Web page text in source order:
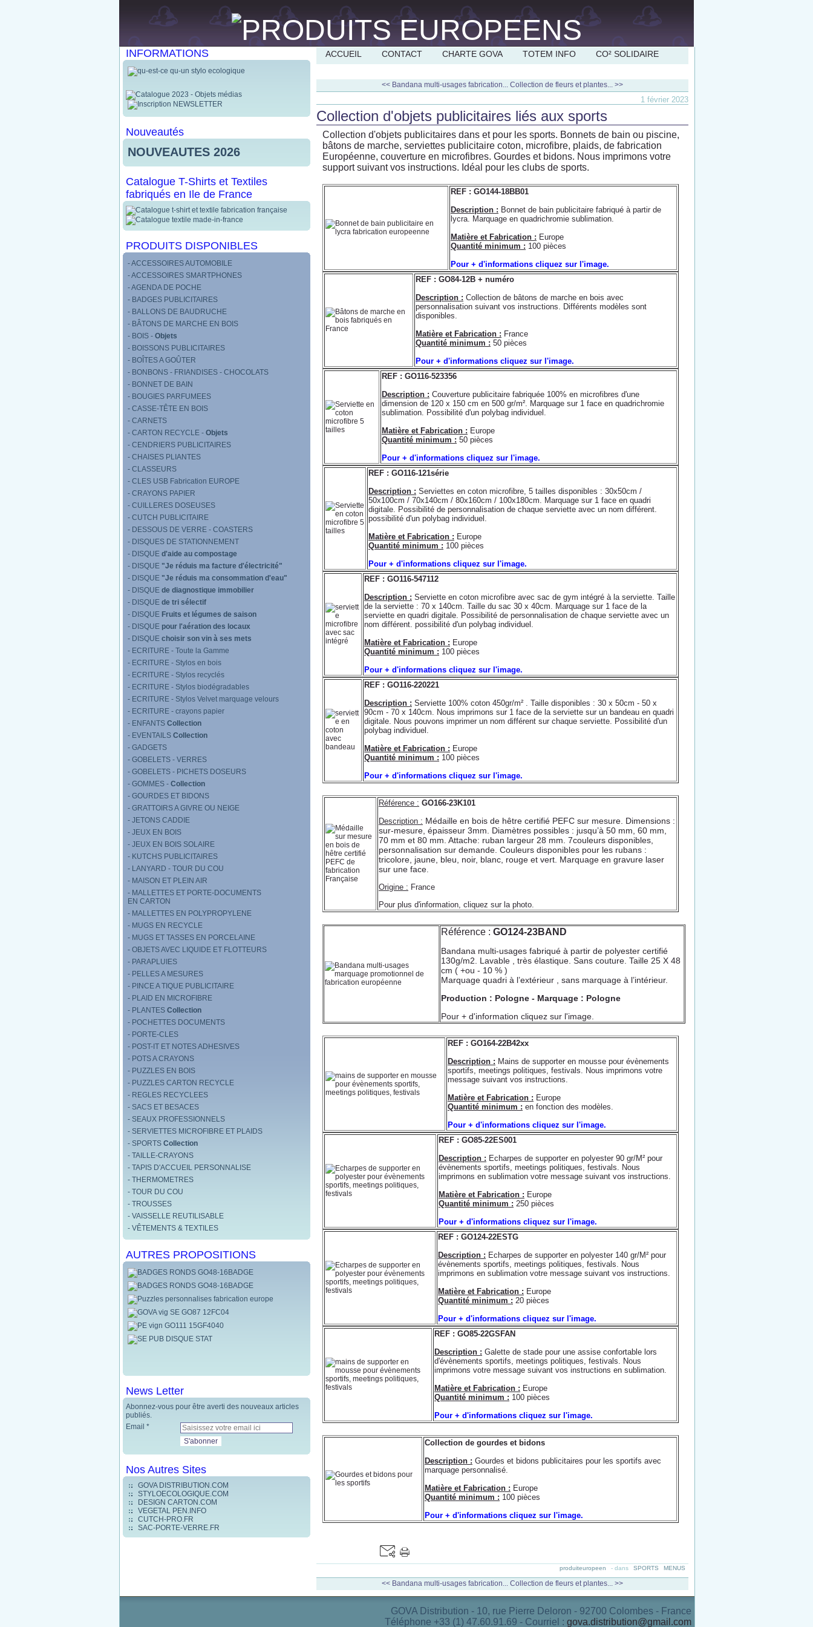
INFORMATIONS
Nouveautés
NOUVEAUTES 2026
Catalogue T-Shirts et Textiles
fabriqués en Ile de France
PRODUITS DISPONIBLES
- ACCESSOIRES AUTOMOBILE
- ACCESSOIRES SMARTPHONES
- AGENDA DE POCHE
- BADGES PUBLICITAIRES
- BALLONS DE BAUDRUCHE
- BÂTONS DE MARCHE EN BOIS
- BOIS - Objets
- BOISSONS PUBLICITAIRES
- BOÎTES A GOÛTER
- BONBONS - FRIANDISES - CHOCOLATS
- BONNET DE BAIN
- BOUGIES PARFUMEES
- CASSE-TÊTE EN BOIS
- CARNETS
- CARTON RECYCLE - Objets
- CENDRIERS PUBLICITAIRES
- CHAISES PLIANTES
- CLASSEURS
- CLES USB Fabrication EUROPE
- CRAYONS PAPIER
- CUILLERES DOSEUSES
- CUTCH PUBLICITAIRE
- DESSOUS DE VERRE - COASTERS
- DISQUES DE STATIONNEMENT
- DISQUE d'aide au compostage
- DISQUE "Je réduis ma facture d'électricité"
- DISQUE "Je réduis ma consommation d'eau"
- DISQUE de diagnostique immobilier
- DISQUE de tri sélectif
- DISQUE Fruits et légumes de saison
- DISQUE pour l'aération des locaux
- DISQUE choisir son vin à ses mets
- ECRITURE - Toute la Gamme
- ECRITURE - Stylos en bois
- ECRITURE - Stylos recyclés
- ECRITURE - Stylos biodégradables
- ECRITURE - Stylos Velvet marquage velours
- ECRITURE - crayons papier
- ENFANTS Collection
- EVENTAILS Collection
- GADGETS
- GOBELETS - VERRES
- GOBELETS - PICHETS DOSEURS
- GOMMES - Collection
- GOURDES ET BIDONS
- GRATTOIRS A GIVRE OU NEIGE
- JETONS CADDIE
- JEUX EN BOIS
- JEUX EN BOIS SOLAIRE
- KUTCHS PUBLICITAIRES
- LANYARD - TOUR DU COU
- MAISON ET PLEIN AIR
- MALLETTES ET PORTE-DOCUMENTS
EN CARTON
- MALLETTES EN POLYPROPYLENE
- MUGS EN RECYCLE
- MUGS ET TASSES EN PORCELAINE
- OBJETS AVEC LIQUIDE ET FLOTTEURS
- PARAPLUIES
- PELLES A MESURES
- PINCE A TIQUE PUBLICITAIRE
- PLAID EN MICROFIBRE
- PLANTES Collection
- POCHETTES DOCUMENTS
- PORTE-CLES
- POST-IT ET NOTES ADHESIVES
- POTS A CRAYONS
- PUZZLES EN BOIS
- PUZZLES CARTON RECYCLE
- REGLES RECYCLEES
- SACS ET BESACES
- SEAUX PROFESSIONNELS
- SERVIETTES MICROFIBRE ET PLAIDS
- SPORTS Collection
- TAILLE-CRAYONS
- TAPIS D'ACCUEIL PERSONNALISE
- THERMOMETRES
- TOUR DU COU
- TROUSSES
- VAISSELLE REUTILISABLE
- VÊTEMENTS & TEXTILES
AUTRES PROPOSITIONS
News Letter
Abonnez-vous pour être averti des nouveaux articles
publiés.
Email
Nos Autres Sites
GOVA DISTRIBUTION.COM
STYLOECOLOGIQUE.COM
DESIGN CARTON.COM
VEGETAL PEN.INFO
CUTCH-PRO.FR
SAC-PORTE-VERRE.FR
ACCUEIL CONTACT CHARTE GOVA TOTEM INFO CO² SOLIDAIRE
<< Bandana multi-usages fabrication... Collection de fleurs et plantes... >>
1 février 2023
Collection d'objets publicitaires liés aux sports
Collection d'objets publicitaires dans et pour les sports. Bonnets de bain ou piscine,
bâtons de marche, serviettes publicitaire coton, microfibre, plaids, de fabrication
Européenne, couverture en microfibres. Gourdes et bidons. Nous imprimons votre
support suivant vos instructions. Idéal pour les clubs de sports.
REF : GO144-18BB01
Description : Bonnet de bain publicitaire fabriqué à partir de
lycra. Marquage en quadrichromie sublimation.
Matière et Fabrication : Europe
Quantité minimum : 100 pièces
Pour + d'informations cliquez sur l'image.
REF : GO84-12B + numéro
Description : Collection de bâtons de marche en bois avec
personnalisation suivant vos instructions. Différents modèles sont
disponibles.
Matière et Fabrication : France
Quantité minimum : 50 pièces
Pour + d'informations cliquez sur l'image.
REF : GO116-523356
Description : Couverture publicitaire fabriquée 100% en microfibres d'une
dimension de 120 x 150 cm en 500 gr/m². Marquage sur 1 face en quadrichromie
sublimation. Possibilité d'un polybag individuel.
Matière et Fabrication : Europe
Quantité minimum : 50 pièces
Pour + d'informations cliquez sur l'image.
REF : GO116-121série
Description : Serviettes en coton microfibre, 5 tailles disponibles : 30x50cm /
50x100cm / 70x140cm / 80x160cm / 100x180cm. Marquage sur 1 face en quadri
digitale. Possibilité de personnalisation de chaque serviette avec un nom différent.
possibilité d'un polybag individuel.
Matière et Fabrication : Europe
Quantité minimum : 100 pièces
Pour + d'informations cliquez sur l'image.
REF : GO116-547112
Description : Serviette en coton microfibre avec sac de gym intégré à la serviette. Taille
de la serviette : 70 x 140cm. Taille du sac 30 x 40cm. Marquage sur 1 face de la
serviette en quadri digitale. Possibilité de personnalisation de chaque serviette avec un
nom différent. possibilité d'un polybag individuel.
Matière et Fabrication : Europe
Quantité minimum : 100 pièces
Pour + d'informations cliquez sur l'image.
REF : GO116-220221
Description : Serviette 100% coton 450gr/m² . Taille disponibles : 30 x 50cm - 50 x
90cm - 70 x 140cm. Nous imprimons sur 1 face de la serviette sur un bandeau en quadri
digitale. Nous pouvons imprimer un nom différent sur chaque serviette. Possibilité d'un
polybag individuel.
Matière et Fabrication : Europe
Quantité minimum : 100 pièces
Pour + d'informations cliquez sur l'image.
Référence : GO166-23K101
Description : Médaille en bois de hêtre certifié PEFC sur mesure. Dimensions :
sur-mesure, épaisseur 3mm. Diamètres possibles : jusqu’à 50 mm, 60 mm,
70 mm et 80 mm. Attache: ruban largeur 28 mm. 7couleurs disponibles,
personnalisation sur demande. Couleurs disponibles pour les rubans :
tricolore, jaune, bleu, noir, blanc, rouge et vert. Marquage en gravure laser
sur une face.
Origine : France
Pour plus d'information, cliquez sur la photo.
Référence : GO124-23BAND
Bandana multi-usages fabriqué à partir de polyester certifié
130g/m2. Lavable , très élastique. Sans couture. Taille 25 X 48
cm ( +ou - 10 % )
Marquage quadri à l’extérieur , sans marquage à l’intérieur.
Production : Pologne - Marquage : Pologne
Pour + d'information cliquez sur l'image.
REF : GO164-22B42xx
Description : Mains de supporter en mousse pour évènements
sportifs, meetings politiques, festivals. Nous imprimons votre
message suivant vos instructions.
Matière et Fabrication : Europe
Quantité minimum : en fonction des modèles.
Pour + d'informations cliquez sur l'image.
REF : GO85-22ES001
Description : Echarpes de supporter en polyester 90 gr/M² pour
évènements sportifs, meetings politiques, festivals. Nous
imprimons en sublimation votre message suivant vos instructions.
Matière et Fabrication : Europe
Quantité minimum : 250 pièces
Pour + d'informations cliquez sur l'image.
REF : GO124-22ESTG
Description : Echarpes de supporter en polyester 140 gr/M² pour
évènements sportifs, meetings politiques, festivals. Nous
imprimons en sublimation votre message suivant vos instructions.
Matière et Fabrication : Europe
Quantité minimum : 20 pièces
Pour + d'informations cliquez sur l'image.
REF : GO85-22GSFAN
Description : Galette de stade pour une assise confortable lors
d'évènements sportifs, meetings politiques, festivals. Nous
imprimons votre message suivant vos instructions en sublimation.
Matière et Fabrication : Europe
Quantité minimum : 100 pièces
Pour + d'informations cliquez sur l'image.
Collection de gourdes et bidons
Description : Gourdes et bidons publicitaires pour les sportifs avec
marquage personnalisé.
Matière et Fabrication : Europe
Quantité minimum : 100 pièces
Pour + d'informations cliquez sur l'image.
produiteuropeen - dans SPORTS MENUS
<< Bandana multi-usages fabrication... Collection de fleurs et plantes... >>
GOVA Distribution - 10, rue Pierre Deloron - 92700 Colombes - France
Téléphone +33 (1) 47.60.91.69 - Courriel : gova.distribution@gmail.com